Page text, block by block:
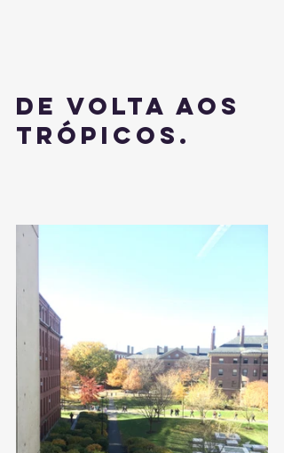
De volta aos
trópicos.